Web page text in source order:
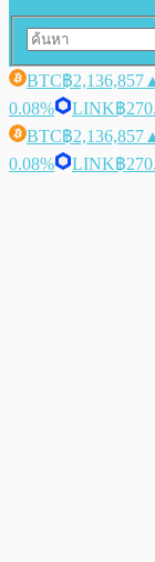
BTC฿2,136,857
0.08%
LINK฿
BTC฿2,136,857
0.08%
LINK฿